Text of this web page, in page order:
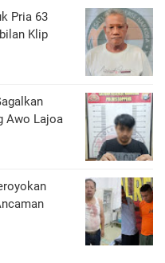
Pria 63
Klip
Awo Lajoa